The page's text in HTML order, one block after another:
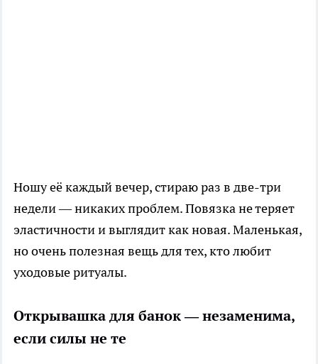
Ношу её каждый вечер, стираю раз в две-три
недели — никаких проблем. Повязка не теряет
эластичности и выглядит как новая. Маленькая,
но очень полезная вещь для тех, кто любит
уходовые ритуалы.
Открывашка для банок — незаменима,
если силы не те